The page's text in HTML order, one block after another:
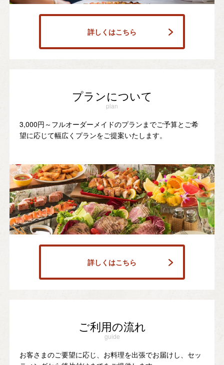
詳しくはこちら
プランについて
plan
3,000円～フルオーダーメイドのプランまでご予算とご希
望に応じて幅広くプランをご提案いたします。
詳しくはこちら
ご利用の流れ
guide
お客さまのご要望に応じ、お料理を出張でお届けし、セッ